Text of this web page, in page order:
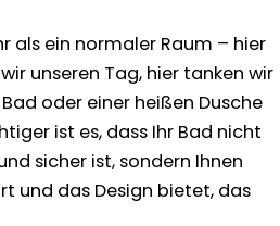
als ein normaler Raum – hier
unseren Tag, hier tanken wir
oder einer heißen Dusche
ist es, dass Ihr Bad nicht
sicher ist, sondern Ihnen
und das Design bietet, das